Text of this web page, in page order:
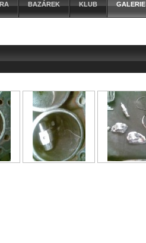
BAZÁREK KLUB GALERIE